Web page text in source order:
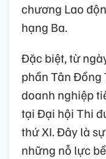
chương Lao
hạng Ba.
Đặc biệt, từ
phần Tân Đồng
doanh nghiệp
tại Đại hội Thi
thứ XI. Đây là
những nỗ lực